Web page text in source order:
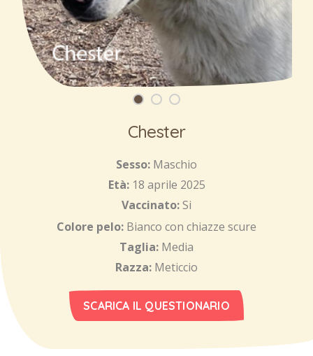
Chester
Sesso: Maschio
Età: 18 aprile 2025
Vaccinato:Si
Colore pelo: Bianco con chiazze scure
Taglia: Media
Razza: Meticcio
SCARICA IL QUESTIONARIO